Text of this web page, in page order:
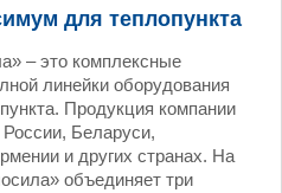
для теплопункта
– это комплексные
линейки оборудования
Продукция компании
Беларуси,
и других странах. На
объединяет три